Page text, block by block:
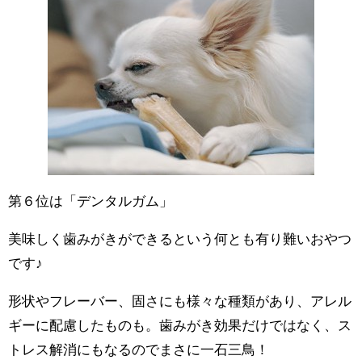
第６位は「デンタルガム」
美味しく歯みがきができるという何とも有り難いおやつ
です♪
形状やフレーバー、固さにも様々な種類があり、アレル
ギーに配慮したものも。歯みがき効果だけではなく、ス
トレス解消にもなるのでまさに一石三鳥！